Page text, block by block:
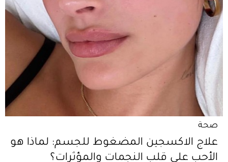
صحة
علاج الاكسجين المضغوط للجسم: لماذا هو
الأحب على قلب النجمات والمؤثرات؟